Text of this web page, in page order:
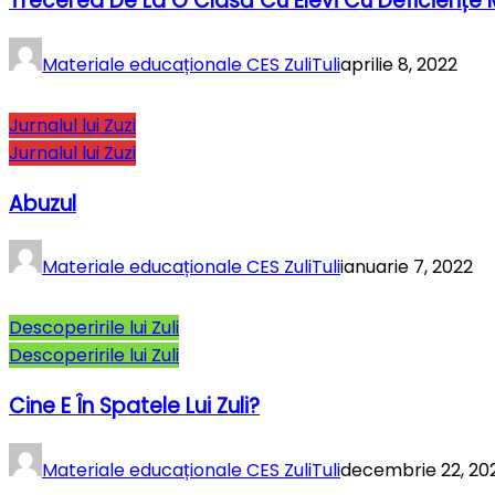
Materiale educaționale CES ZuliTuliaprilie 8, 2022
Jurnalul lui Zuzi
Jurnalul lui Zuzi
Abuzul
Materiale educaționale CES ZuliTuliianuarie 7, 2022
Descoperirile lui Zuli
Descoperirile lui Zuli
Cine E În Spatele Lui Zuli?
Materiale educaționale CES ZuliTulidecembrie 22,